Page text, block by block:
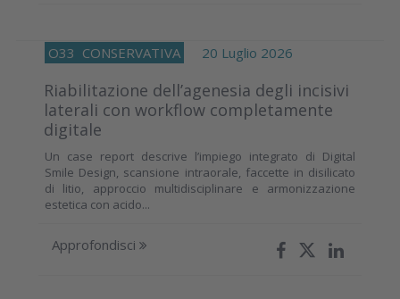
O33 CONSERVATIVA 20 Luglio 2026
Riabilitazione dell’agenesia degli incisivi
laterali con workflow completamente
digitale
Un case report descrive l’impiego integrato di Digital
Smile Design, scansione intraorale, faccette in disilicato
di litio, approccio multidisciplinare e armonizzazione
estetica con acido...
Approfondisci